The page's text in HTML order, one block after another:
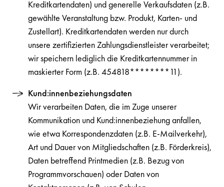
Kreditkartendaten) und generelle Verkaufsdaten (z.B.
gewählte Veranstaltung bzw. Produkt, Karten- und
Zustellart). Kreditkartendaten werden nur durch
unsere zertifizierten Zahlungsdienstleister verarbeitet;
wir speichern lediglich die Kreditkartennummer in
maskierter Form (z.B. 454818********11).
Kund:innenbeziehungsdaten
Wir verarbeiten Daten, die im Zuge unserer
Kommunikation und Kund:innenbeziehung anfallen,
wie etwa Korrespondenzdaten (z.B. E-Mailverkehr),
Art und Dauer von Mitgliedschaften (z.B. Förderkreis),
Daten betreffend Printmedien (z.B. Bezug von
Programmvorschauen) oder Daten von